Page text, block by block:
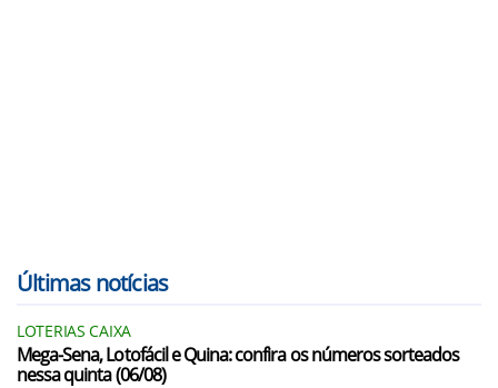
Últimas notícias
LOTERIAS CAIXA
Mega-Sena, Lotofácil e Quina: confira os números sorteados
nessa quinta (06/08)